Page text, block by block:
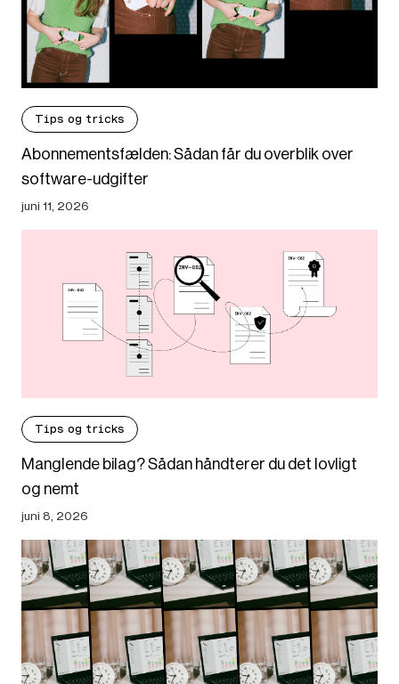
Tips og tricks
Abonnementsfælden: Sådan får du overblik over
software-udgifter
juni 11, 2026
Tips og tricks
Manglende bilag? Sådan håndterer du det lovligt
og nemt
juni 8, 2026